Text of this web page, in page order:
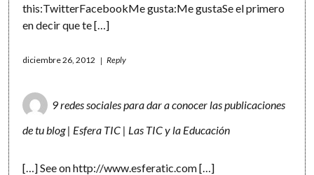
this:TwitterFacebookMe gusta:Me gustaSe el primero
en decir que te […]
diciembre 26, 2012 Reply
9 redes sociales para dar a conocer las publicaciones
de tu blog | Esfera TIC | Las TIC y la Educación
[…] See onhttp://www.esferatic.com[…]